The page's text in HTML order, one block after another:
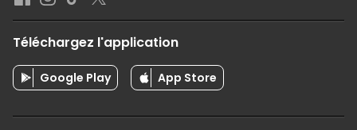
Téléchargez l'application
Google Play App Store